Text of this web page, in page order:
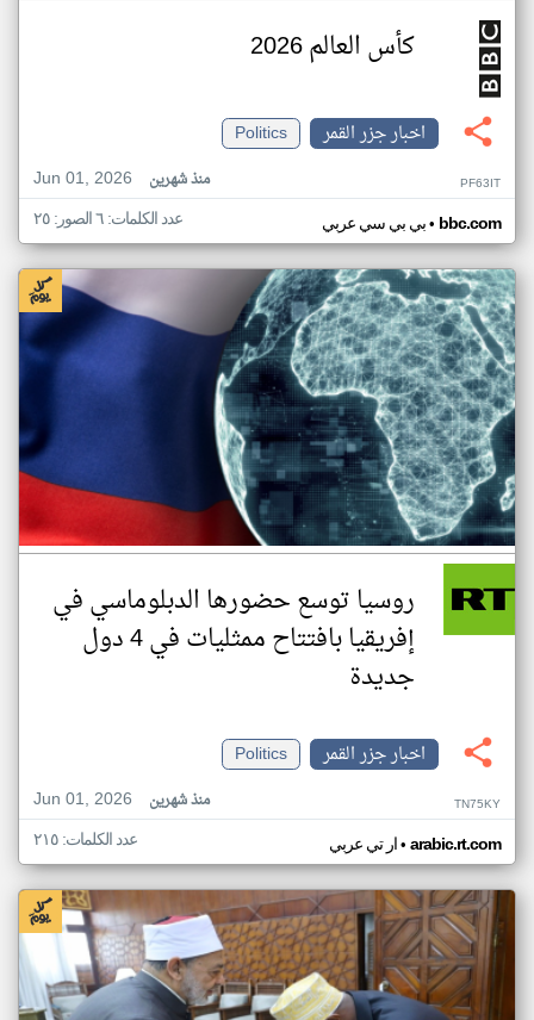
كأس العالم 2026
اخبار جزر القمر
Politics
Jun 01, 2026
منذ شهرين PF63IT
بي بي سي عربي• bbc.com عدد الكلمات: ٦ الصور: ٢٥
روسيا توسع حضورها الدبلوماسي في
إفريقيا بافتتاح ممثليات في 4 دول
جديدة
اخبار جزر القمر
Politics
Jun 01, 2026
منذ شهرين TN75KY
ار تي عربي• arabic.rt.com عدد الكلمات: ٢١٥